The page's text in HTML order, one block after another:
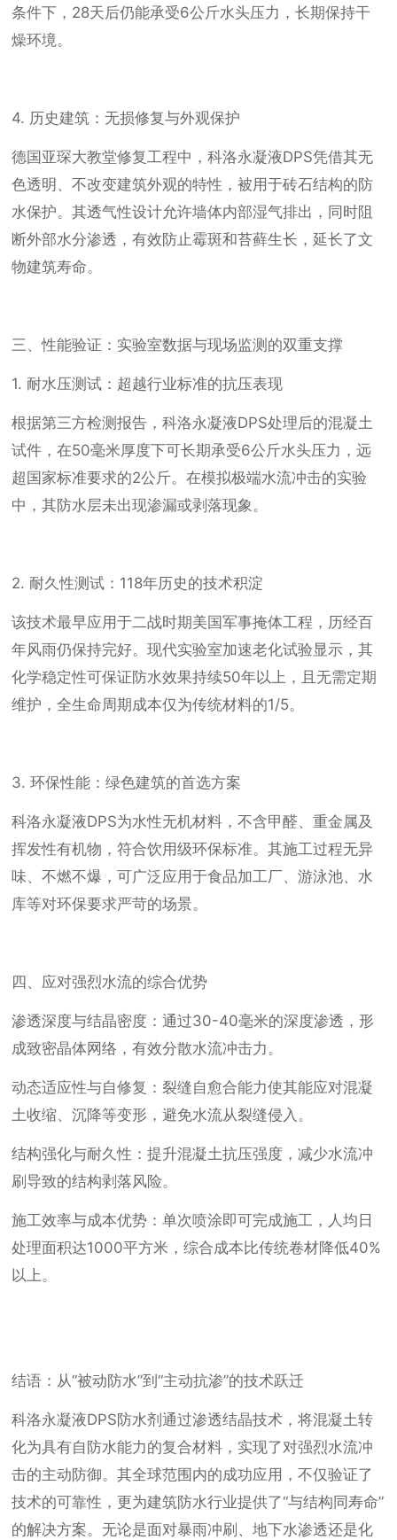
条件下，28天后仍能承受6公斤水头压力，长期保持干
燥环境。
4. 历史建筑：无损修复与外观保护
德国亚琛大教堂修复工程中，科洛永凝液DPS凭借其无
色透明、不改变建筑外观的特性，被用于砖石结构的防
水保护。其透气性设计允许墙体内部湿气排出，同时阻
断外部水分渗透，有效防止霉斑和苔藓生长，延长了文
物建筑寿命。
三、性能验证：实验室数据与现场监测的双重支撑
1. 耐水压测试：超越行业标准的抗压表现
根据第三方检测报告，科洛永凝液DPS处理后的混凝土
试件，在50毫米厚度下可长期承受6公斤水头压力，远
超国家标准要求的2公斤。在模拟极端水流冲击的实验
中，其防水层未出现渗漏或剥落现象。
2. 耐久性测试：118年历史的技术积淀
该技术最早应用于二战时期美国军事掩体工程，历经百
年风雨仍保持完好。现代实验室加速老化试验显示，其
化学稳定性可保证防水效果持续50年以上，且无需定期
维护，全生命周期成本仅为传统材料的1/5。
3. 环保性能：绿色建筑的首选方案
科洛永凝液DPS为水性无机材料，不含甲醛、重金属及
挥发性有机物，符合饮用级环保标准。其施工过程无异
味、不燃不爆，可广泛应用于食品加工厂、游泳池、水
库等对环保要求严苛的场景。
四、应对强烈水流的综合优势
渗透深度与结晶密度：通过30-40毫米的深度渗透，形
成致密晶体网络，有效分散水流冲击力。
动态适应性与自修复：裂缝自愈合能力使其能应对混凝
土收缩、沉降等变形，避免水流从裂缝侵入。
结构强化与耐久性：提升混凝土抗压强度，减少水流冲
刷导致的结构剥落风险。
施工效率与成本优势：单次喷涂即可完成施工，人均日
处理面积达1000平方米，综合成本比传统卷材降低40%
以上。
结语：从“被动防水”到“主动抗渗”的技术跃迁
科洛永凝液DPS防水剂通过渗透结晶技术，将混凝土转
化为具有自防水能力的复合材料，实现了对强烈水流冲
击的主动防御。其全球范围内的成功应用，不仅验证了
技术的可靠性，更为建筑防水行业提供了“与结构同寿命”
的解决方案。无论是面对暴雨冲刷、地下水渗透还是化